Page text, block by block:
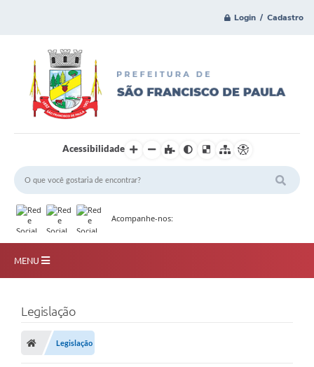
Login / Cadastro
Acessibilidade
Acompanhe-nos:
MENU
Carta de Serviços
Secretarias
Legislação
Legislação